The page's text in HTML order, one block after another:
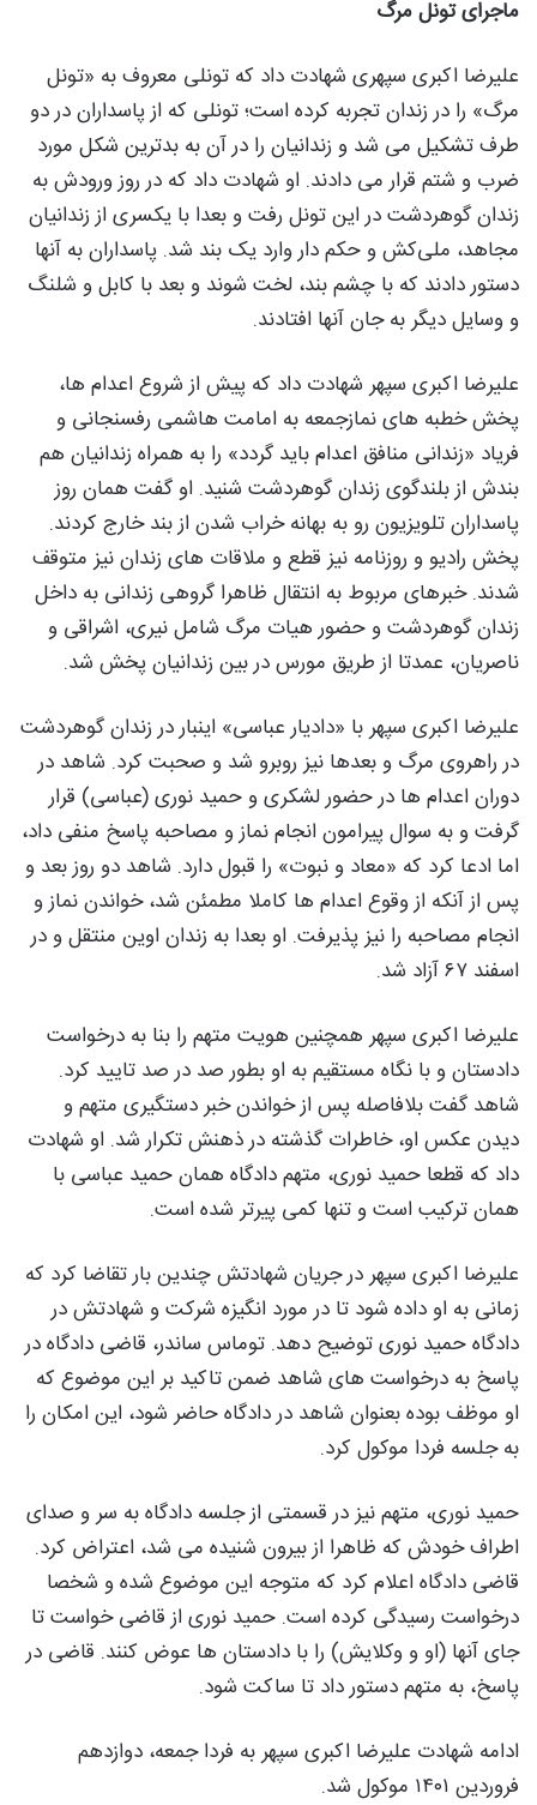
ماجرای تونل مرگ
علیرضا اکبری سپهری شهادت داد که تونلی معروف به «تونل
مرگ» را در زندان تجربه کرده است؛ تونلی که از پاسداران در دو
طرف تشکیل می شد و زندانیان را در آن به بدترین شکل مورد
ضرب و شتم قرار می دادند. او شهادت داد که در روز ورودش به
زندان گوهردشت در این تونل رفت و بعدا با یکسری از زندانیان
مجاهد، ملی‌کش و حکم دار وارد یک بند شد. پاسداران به آنها
دستور دادند که با چشم بند، لخت شوند و بعد با کابل و شلنگ
و وسایل دیگر به جان آنها افتادند.
علیرضا اکبری سپهر شهادت داد که پیش از شروع اعدام ها،
پخش خطبه های نمازجمعه به امامت هاشمی رفسنجانی و
فریاد «زندانی منافق اعدام باید گردد» را به همراه زندانیان هم
بندش از بلندگوی زندان گوهردشت شنید. او گفت همان روز
پاسداران تلویزیون رو به بهانه خراب شدن از بند خارج کردند.
پخش رادیو و روزنامه نیز قطع و ملاقات های زندان نیز متوقف
شدند. خبرهای مربوط به انتقال ظاهرا گروهی زندانی به داخل
زندان گوهردشت و حضور هیات مرگ شامل نیری، اشراقی و
ناصریان، عمدتا از طریق مورس در بین زندانیان پخش شد.
علیرضا اکبری سپهر با «دادیار عباسی» اینبار در زندان گوهردشت
در راهروی مرگ و بعدها نیز روبرو شد و صحبت کرد. شاهد در
دوران اعدام ها در حضور لشکری و حمید نوری (عباسی) قرار
گرفت و به سوال پیرامون انجام نماز و مصاحبه پاسخ منفی داد،
اما ادعا کرد که «معاد و نبوت» را قبول دارد. شاهد دو روز بعد و
پس از آنکه از وقوع اعدام ها کاملا مطمئن شد، خواندن نماز و
انجام مصاحبه را نیز پذیرفت. او بعدا به زندان اوین منتقل و در
اسفند ۶۷ آزاد شد.
علیرضا اکبری سپهر همچنین هویت متهم را بنا به درخواست
دادستان و با نگاه مستقیم به او بطور صد در صد تایید کرد.
شاهد گفت بلافاصله پس از خواندن خبر دستگیری متهم و
دیدن عکس او، خاطرات گذشته در ذهنش تکرار شد. او شهادت
داد که قطعا حمید نوری، متهم دادگاه همان حمید عباسی با
همان ترکیب است و تنها کمی پیرتر شده است.
علیرضا اکبری سپهر در جریان شهادتش چندین بار تقاضا کرد که
زمانی به او داده شود تا در مورد انگیزه شرکت و شهادتش در
دادگاه حمید نوری توضیح دهد. توماس ساندر، قاضی دادگاه در
پاسخ به درخواست های شاهد ضمن تاکید بر این موضوع که
او موظف بوده بعنوان شاهد در دادگاه حاضر شود، این امکان را
به جلسه فردا موکول کرد.
حمید نوری، متهم نیز در قسمتی از جلسه دادگاه به سر و صدای
اطراف خودش که ظاهرا از بیرون شنیده می شد، اعتراض کرد.
قاضی دادگاه اعلام کرد که متوجه این موضوع شده و شخصا
درخواست رسیدگی کرده است. حمید نوری از قاضی خواست تا
جای آنها (او و وکلایش) را با دادستان ها عوض کنند. قاضی در
پاسخ، به متهم دستور داد تا ساکت شود.
ادامه شهادت علیرضا اکبری سپهر به فردا جمعه، دوازدهم
فروردین ۱۴۰۱ موکول شد.